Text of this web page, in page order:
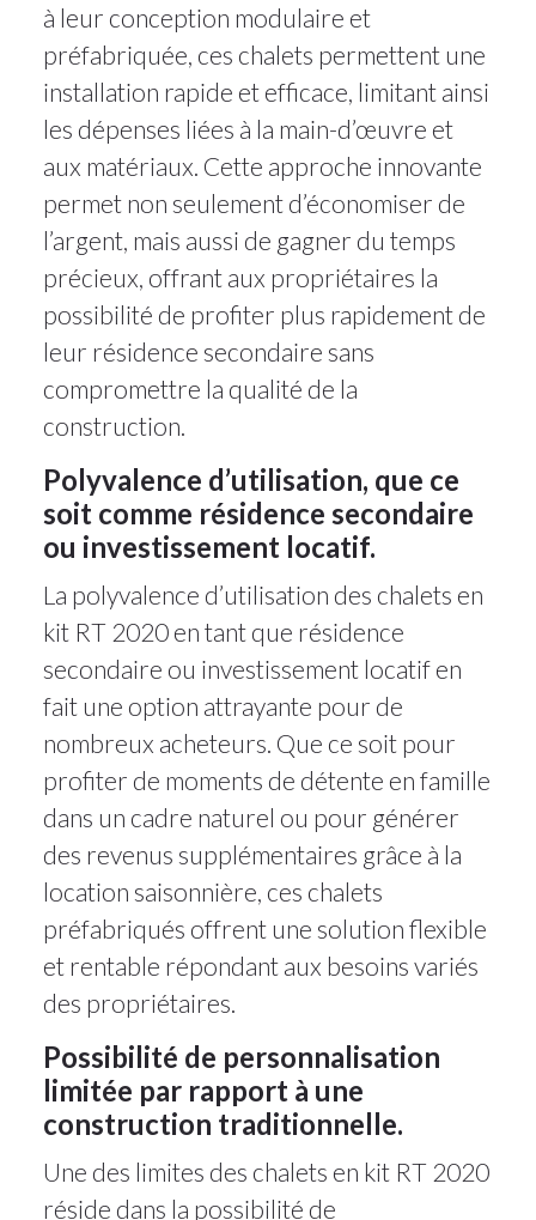
à leur conception modulaire et
préfabriquée, ces chalets permettent une
installation rapide et efficace, limitant ainsi
les dépenses liées à la main-d’œuvre et
aux matériaux. Cette approche innovante
permet non seulement d’économiser de
l’argent, mais aussi de gagner du temps
précieux, offrant aux propriétaires la
possibilité de profiter plus rapidement de
leur résidence secondaire sans
compromettre la qualité de la
construction.
Polyvalence d’utilisation, que ce
soit comme résidence secondaire
ou investissement locatif.
La polyvalence d’utilisation des chalets en
kit RT 2020 en tant que résidence
secondaire ou investissement locatif en
fait une option attrayante pour de
nombreux acheteurs. Que ce soit pour
profiter de moments de détente en famille
dans un cadre naturel ou pour générer
des revenus supplémentaires grâce à la
location saisonnière, ces chalets
préfabriqués offrent une solution flexible
et rentable répondant aux besoins variés
des propriétaires.
Possibilité de personnalisation
limitée par rapport à une
construction traditionnelle.
Une des limites des chalets en kit RT 2020
réside dans la possibilité de